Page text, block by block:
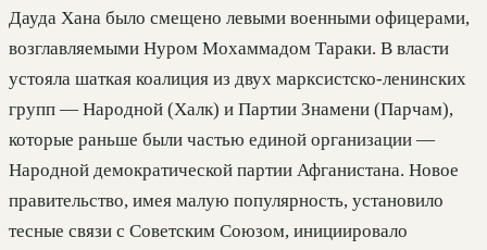
Дауда Хана было смещено левыми военными офицерами,
возглавляемыми Нуром Мохаммадом Тараки. В власти
устояла шаткая коалиция из двух марксистско-ленинских
групп — Народной (Халк) и Партии Знамени (Парчам),
которые раньше были частью единой организации —
Народной демократической партии Афганистана. Новое
правительство, имея малую популярность, установило
тесные связи с Советским Союзом, инициировало